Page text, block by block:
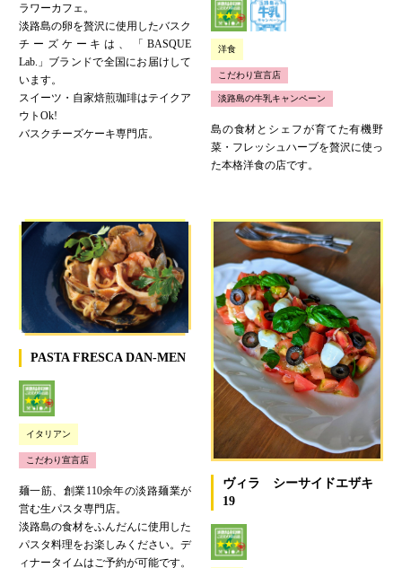
ラワーカフェ。
淡路島の卵を贅沢に使用したバスク
チーズケーキは、「BASQUE
Lab.」ブランドで全国にお届けして
います。
スイーツ・自家焙煎珈琲はテイクア
ウトOk!
バスクチーズケーキ専門店。
洋食
こだわり宣言店
淡路島の牛乳キャンペーン
島の食材とシェフが育てた有機野
菜・フレッシュハーブを贅沢に使っ
た本格洋食の店です。
PASTA FRESCA DAN-MEN
イタリアン
こだわり宣言店
麺一筋、創業110余年の淡路麺業が
営む生パスタ専門店。
淡路島の食材をふんだんに使用した
パスタ料理をお楽しみください。デ
ィナータイムはご予約が可能です。
ヴィラ シーサイドエザキ
19